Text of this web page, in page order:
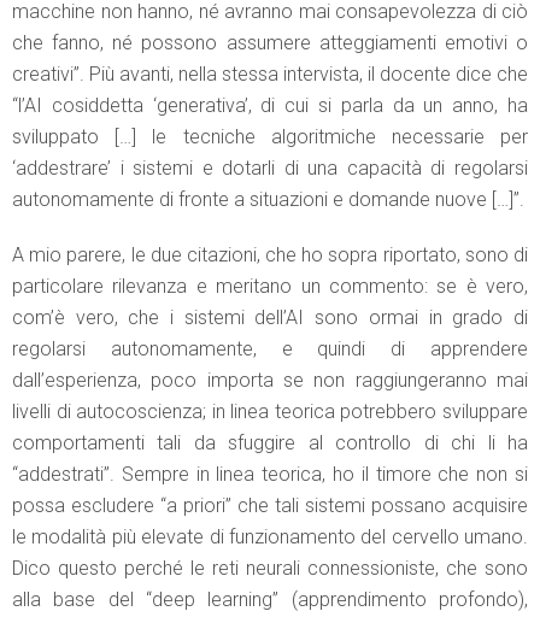
macchine non hanno, né avranno mai consapevolezza di ciò
che fanno, né possono assumere atteggiamenti emotivi o
creativi”. Più avanti, nella stessa intervista, il docente dice che
“l’AI cosiddetta ‘generativa’, di cui si parla da un anno, ha
sviluppato […] le tecniche algoritmiche necessarie per
‘addestrare’ i sistemi e dotarli di una capacità di regolarsi
autonomamente di fronte a situazioni e domande nuove […]”.
A mio parere, le due citazioni, che ho sopra riportato, sono di
particolare rilevanza e meritano un commento: se è vero,
com’è vero, che i sistemi dell’AI sono ormai in grado di
regolarsi autonomamente, e quindi di apprendere
dall’esperienza, poco importa se non raggiungeranno mai
livelli di autocoscienza; in linea teorica potrebbero sviluppare
comportamenti tali da sfuggire al controllo di chi li ha
“addestrati”. Sempre in linea teorica, ho il timore che non si
possa escludere “a priori” che tali sistemi possano acquisire
le modalità più elevate di funzionamento del cervello umano.
Dico questo perché le reti neurali connessioniste, che sono
alla base del “deep learning” (apprendimento profondo),